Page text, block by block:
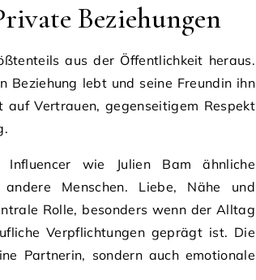
Beziehungen
aus der Öffentlichkeit heraus.
Beziehung lebt und seine Freundin ihn
Vertrauen, gegenseitigem Respekt
wie Julien Bam ähnliche
Menschen. Liebe, Nähe und
Rolle, besonders wenn der Alltag
Verpflichtungen geprägt ist. Die
Partnerin, sondern auch emotionale